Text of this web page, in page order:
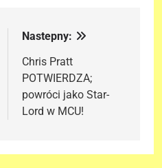
Nastepny:
Chris Pratt
POTWIERDZA;
powróci jako Star-
Lord w MCU!